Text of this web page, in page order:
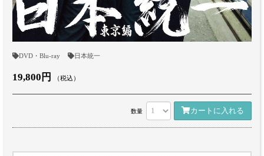
DVD・Blu-ray 日本統一
19,800円 （税込）
数量 カートに入れる